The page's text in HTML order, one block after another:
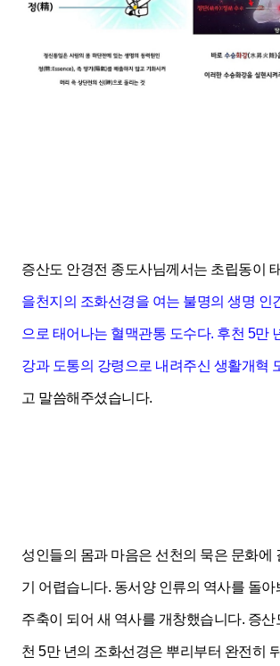
증산도 안경전 종도사님께서는 초립동이
을천지의 조화선경을 여는 불명의 생명 인
으로 태어나는 혈맥관통 도수다. 후천 5만
강과 도통의 강령으로 내려주신 생활개혁
고 말씀해주셨습니다.
성인들의 몸과 마음은 선천의 묵은 문화에
기 어렵습니다. 동서양 인류의 역사를 돌아
주축이 되어 새 역사를 개창했습니다. 증
천 5만 년의 조화선경은 뿌리부터 완전히